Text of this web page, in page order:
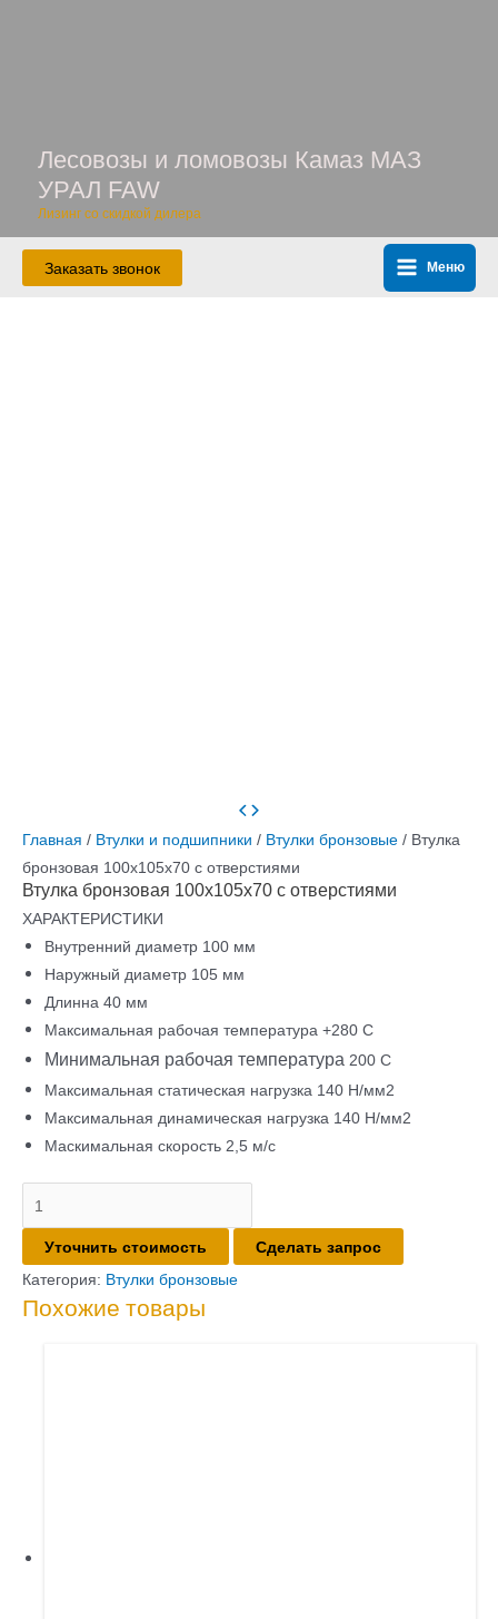
Лесовозы и ломовозы Камаз МАЗ
УРАЛ FAW
Лизинг со скидкой дилера
Заказать звонок
Main
Меню
Главная / Втулки и подшипники / Втулки бронзовые / Втулка
бронзовая 100х105х70 с отверстиями
Втулка бронзовая 100х105х70 с отверстиями
ХАРАКТЕРИСТИКИ
Внутренний диаметр 100 мм
Наружный диаметр 105 мм
Длинна 40 мм
Максимальная рабочая температура +280 С
Минимальная рабочая температура 200 С
Максимальная статическая нагрузка 140 Н/мм2
Максимальная динамическая нагрузка 140 Н/мм2
Маскимальная скорость 2,5 м/с
Количество
товара
Втулка
бронзовая
100х105х70
Уточнить стоимость
Сделать запрос
Категория: Втулки бронзовые
Похожие товары